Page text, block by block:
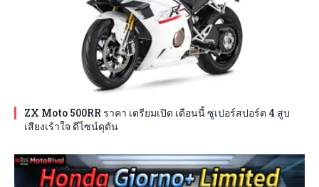
ZX Moto 500RR ราคา เตรียมเปิด เดือนนี้ ซูเปอร์สปอร์ต 4 สูบ
เสียงเร้าใจ ดีไซน์ดุดัน